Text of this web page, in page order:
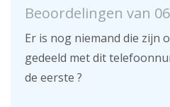
Beoordelingen van
Er is nog niemand die zijn
gedeeld met dit
de eerste ?